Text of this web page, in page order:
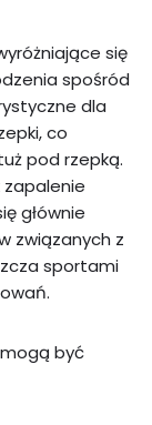
się
spośród
dla
co
pod rzepką.
zapalenie
głównie
związanych z
sportami
być